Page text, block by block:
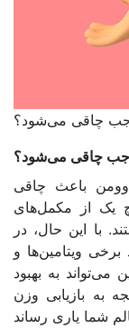
چاقی می‌شود؟
چاقی می‌شود؟
وومن باعث چاقی
یک از مکمل‌های
با این حال، در
ویتامین‌ها و
به بهبود
به بازیابی وزن